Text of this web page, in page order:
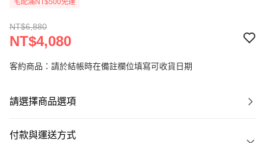
宅配滿NT$500免運
NT$6,880
NT$4,080
客約商品：請於結帳時在備註欄位填寫可收貨日期
請選擇商品選項
付款與運送方式